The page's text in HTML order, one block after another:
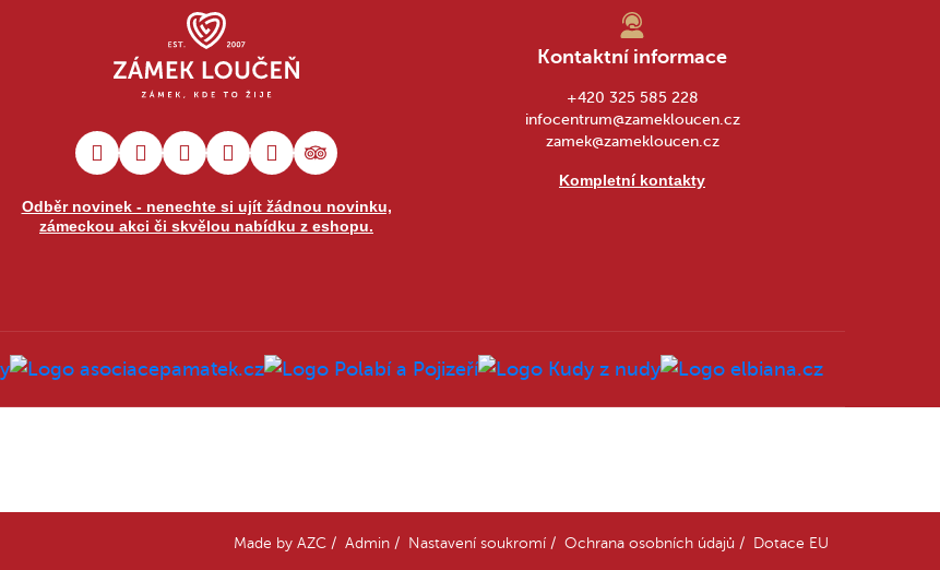
Odběr novinek - nenechte si ujít žádnou novinku,
zámeckou akci či skvělou nabídku z eshopu.
Kontaktní informace
+420 325 585 228
infocentrum@zamekloucen.cz
zamek@zamekloucen.cz
Kompletní kontakty
Made by AZC / Admin / Nastavení soukromí / Ochrana osobních údajů / Dotace EU